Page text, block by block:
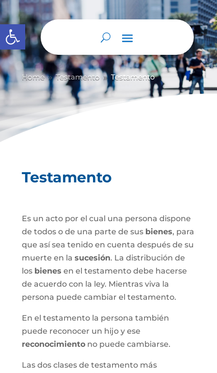
Abrir barra de herramientas
Home 9 Testamento 9 Testamento
Testamento
Es un acto por el cual una persona dispone
de todos o de una parte de sus bienes, para
que así sea tenido en cuenta después de su
muerte en la sucesión. La distribución de
los bienes en el testamento debe hacerse
de acuerdo con la ley. Mientras viva la
persona puede cambiar el testamento.
En el testamento la persona también
puede reconocer un hijo y ese
reconocimientono puede cambiarse.
Las dos clases de testamento más